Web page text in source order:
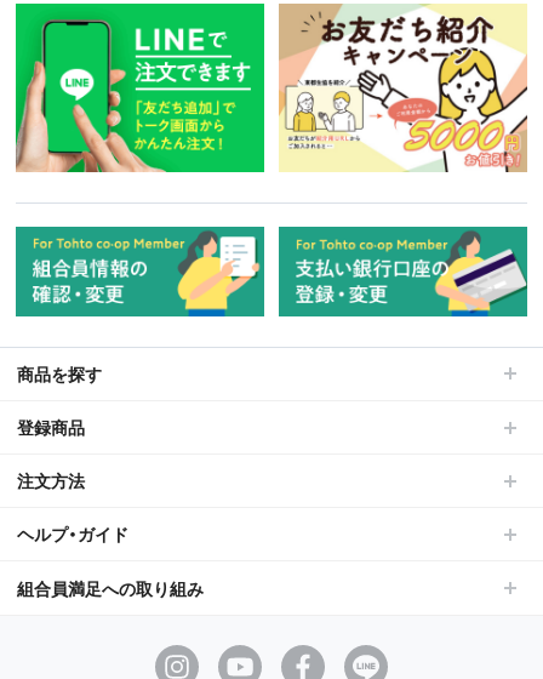
商品を探す
登録商品
注文方法
ヘルプ・ガイド
組合員満足への取り組み